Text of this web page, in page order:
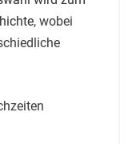
, wobei